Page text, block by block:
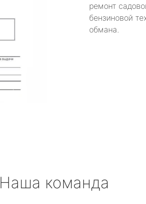
ремонт
бензиновой
обмана.
Наша команда